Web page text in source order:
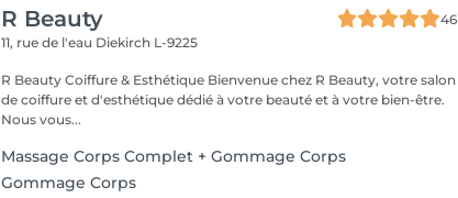
R Beauty
46
11, rue de l'eau Diekirch L-9225
R Beauty Coiffure & Esthétique Bienvenue chez R Beauty, votre salon
de coiffure et d'esthétique dédié à votre beauté et à votre bien-être.
Nous vous...
Massage Corps Complet + Gommage Corps
Gommage Corps